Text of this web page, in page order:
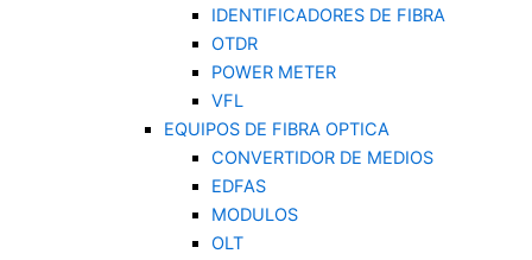
IDENTIFICADORES DE FIBRA
OTDR
POWER METER
VFL
EQUIPOS DE FIBRA OPTICA
CONVERTIDOR DE MEDIOS
EDFAS
MODULOS
OLT